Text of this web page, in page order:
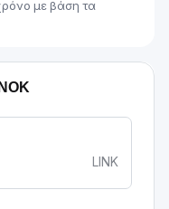
με βάση τα
LINK